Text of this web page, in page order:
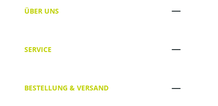
ÜBER UNS
SERVICE
BESTELLUNG & VERSAND